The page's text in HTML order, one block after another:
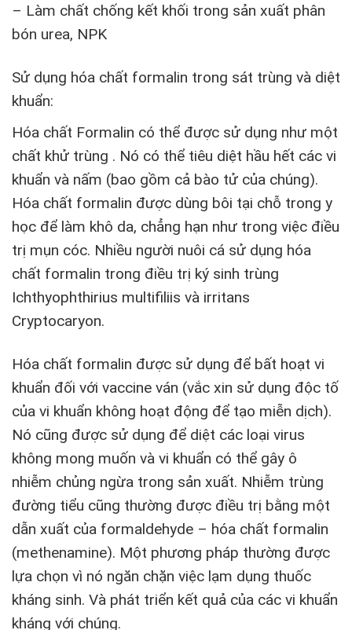
– Làm chất chống kết khối trong sản xuất phân
bón urea, NPK
Sử dụng hóa chất formalin trong sát trùng và diệt
khuẩn:
Hóa chất Formalin có thể được sử dụng như một
chất khử trùng . Nó có thể tiêu diệt hầu hết các vi
khuẩn và nấm (bao gồm cả bào tử của chúng).
Hóa chất formalin được dùng bôi tại chỗ trong y
học để làm khô da, chẳng hạn như trong việc điều
trị mụn cóc. Nhiều người nuôi cá sử dụng hóa
chất formalin trong điều trị ký sinh trùng
Ichthyophthirius multifiliis và irritans
Cryptocaryon.
Hóa chất formalin được sử dụng để bất hoạt vi
khuẩn đối với vaccine ván (vắc xin sử dụng độc tố
của vi khuẩn không hoạt động để tạo miễn dịch).
Nó cũng được sử dụng để diệt các loại virus
không mong muốn và vi khuẩn có thể gây ô
nhiễm chủng ngừa trong sản xuất. Nhiễm trùng
đường tiểu cũng thường được điều trị bằng một
dẫn xuất của formaldehyde – hóa chất formalin
(methenamine). Một phương pháp thường được
lựa chọn vì nó ngăn chặn việc lạm dụng thuốc
kháng sinh. Và phát triển kết quả của các vi khuẩn
kháng với chúng.